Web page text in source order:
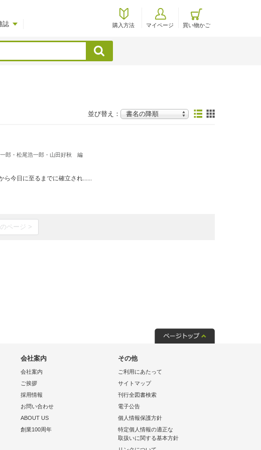
誌 購入方法 マイページ 買い物かご
検索
並び替え：
郎・松尾浩一郎・山田好秋 編
ら今日に至るまでに確立され......
ページ >
会社案内
会社案内
ご挨拶
採用情報
お問い合わせ
ABOUT US
創業100周年
その他
ご利用にあたって
サイトマップ
刊行全図書検索
電子公告
個人情報保護方針
特定個人情報の適正な
取扱いに関する基本方針